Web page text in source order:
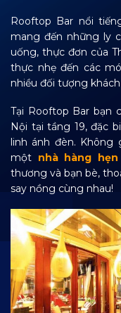
Rooftop Bar nổi
mang đến những ly
uống, thực đơn của
thực nhẹ đến các
nhiều đối tượng
Tại Rooftop Bar bạn
Nội tại tầng 19, đặc
linh ánh đèn. Không
một nhà hàng
thương và bạn bè,
say nồng cùng nhau!